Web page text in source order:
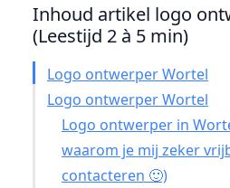
Inhoud artikel logo
(Leestijd 2 à 5 min)
Logo ontwerper Wortel
Logo ontwerper Wortel
Logo ontwerper in
waarom je mij zeker
contacteren 🙂)